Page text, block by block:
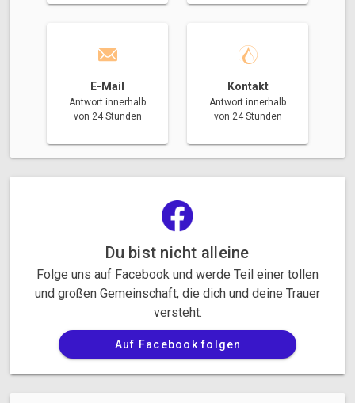
E-Mail
Antwort innerhalb
von 24 Stunden
Kontakt
Antwort innerhalb
von 24 Stunden
Du bist nicht alleine
Folge uns auf Facebook und werde Teil einer tollen
und großen Gemeinschaft, die dich und deine Trauer
versteht.
Auf Facebook folgen